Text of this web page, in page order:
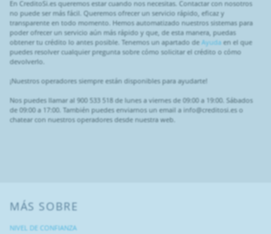
En CreditoSi.es queremos estar cuando nos necesitas. Contactar con nosotros
no puede ser más fácil. Queremos ofrecer un servicio rápido, eficaz y
transparente en todo momento. Hemos automatizado nuestros sistemas para
poder ofrecer un servicio aún más rápido y que, de esta manera, puedas
obtener tu crédito lo antes posible. Tenemos un apartado de Ayuda en el que
puedes resolver cualquier pregunta sobre cómo solicitar el crédito o cómo
devolverlo.
¡Nuestros operadores siempre están disponibles para ayudarte!
Nos puedes llamar al 900 533 518 de lunes a viernes de 09:00 a 19:00. Sábados
de 09:00 a 17:00. También puedes enviarnos un email a info@creditosi.es o
chatear con nuestros operadores desde nuestra web.
MÁS SOBRE
NIVEL DE CONFIANZA